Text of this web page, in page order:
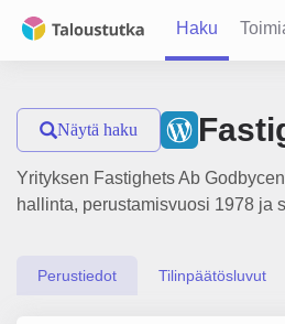
Haku
Näytä haku
Yrityksen Fastighets Ab
hallinta, perustamisvuosi 1978 ja
Perustiedot Tilinpäätösluvut